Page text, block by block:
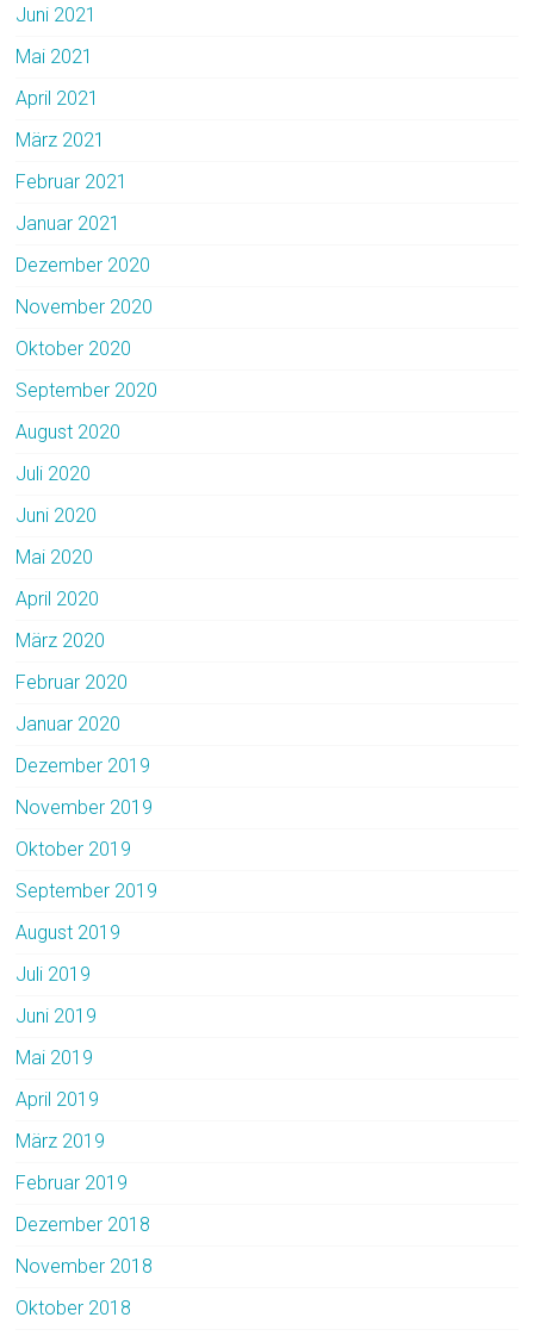
Juni 2021
Mai 2021
April 2021
März 2021
Februar 2021
Januar 2021
Dezember 2020
November 2020
Oktober 2020
September 2020
August 2020
Juli 2020
Juni 2020
Mai 2020
April 2020
März 2020
Februar 2020
Januar 2020
Dezember 2019
November 2019
Oktober 2019
September 2019
August 2019
Juli 2019
Juni 2019
Mai 2019
April 2019
März 2019
Februar 2019
Dezember 2018
November 2018
Oktober 2018